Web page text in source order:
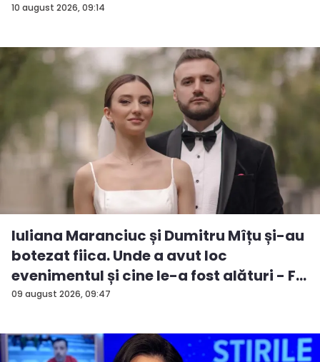
10 august 2026, 09:14
09 august 2026, 09:47
Iuliana Maranciuc și Dumitru Mîțu și-au
botezat fiica. Unde a avut loc
evenimentul și cine le-a fost alături - F...